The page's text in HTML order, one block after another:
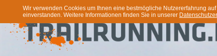
Wir verwenden Cookies um Ihnen eine bestmögliche Nutzererfahrung
einverstanden. Weitere Informationen finden Sie in unserer